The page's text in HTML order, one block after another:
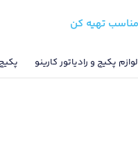
مناسب تهیه کن
لوازم پکیج و رادیاتور کارینو